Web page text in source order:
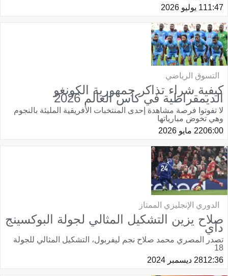
11:471 يوليو 2026
التسوق الرياضي
كيفية شراء تذاكر جمهورية الكونغو
الديمقراطية في كأس العالم 2026
لا تفوتوا فرصة مشاهدة إحدى المنتخبات الأفريقية المليئة بالنجوم
وهي تخوض مبارياتها
06:0022 مايو 2026
الدوري الإنجليزي الممتاز
صلاح يزين التشكيل المثالي لجولة البوكسينج
داي
تصدر المصري محمد صلاح نجم ليفربول، التشكيل المثالي للجولة
18
12:3628 ديسمبر 2024